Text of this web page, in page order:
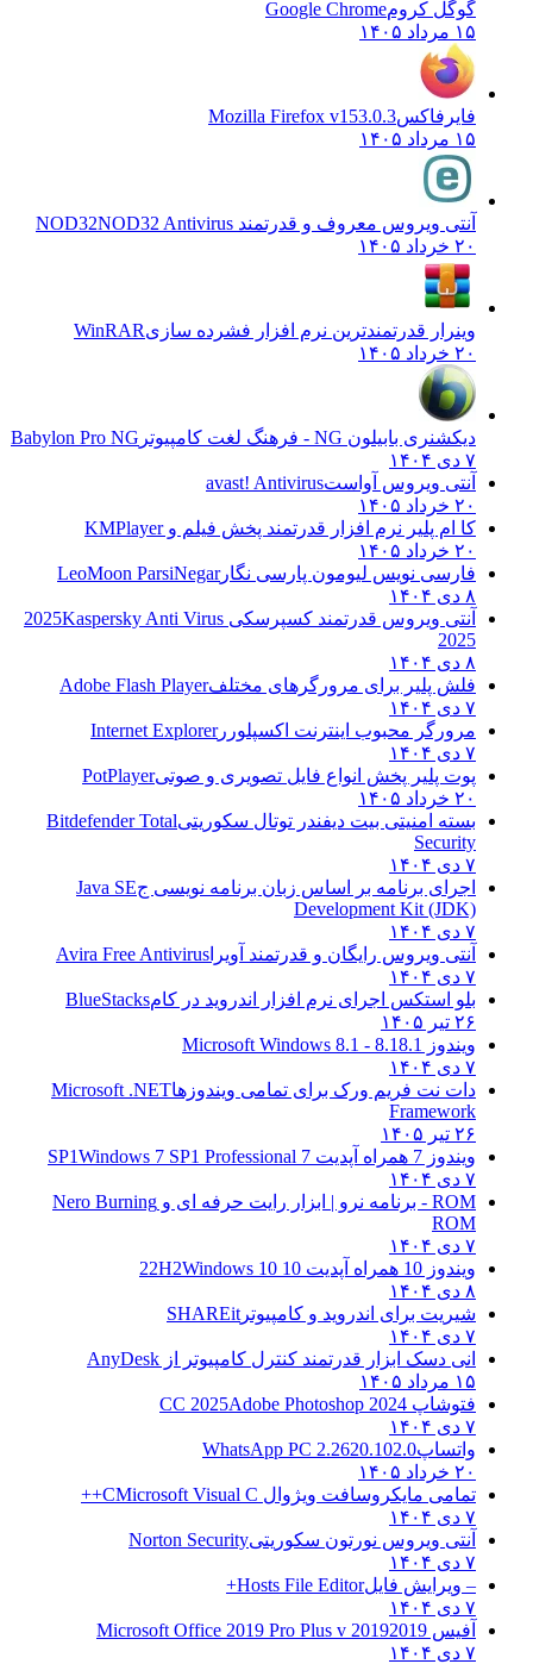
گوگل کرومGoogle Chrome
۱۵ مرداد ۱۴۰۵
فایرفاکسMozilla Firefox v153.0.3
۱۵ مرداد ۱۴۰۵
آنتی ویروس معروف و قدرتمند NOD32 NOD32 Antivirus
۲۰ خرداد ۱۴۰۵
وینرار قدرتمندترین نرم افزار فشرده سازیWinRAR
۲۰ خرداد ۱۴۰۵
دیکشنری بابیلون NG - فرهنگ لغت کامپیوتر
Babylon Pro NG
۷ دی ۱۴۰۴
آنتی ویروس آواستavast! Antivirus
۲۰ خرداد ۱۴۰۵
کا ام پلیر نرم افزار قدرتمند پخش فیلم وKMPlayer
۲۰ خرداد ۱۴۰۵
فارسی نویس لیومون پارسی نگارLeoMoon ParsiNegar
۸ دی ۱۴۰۴
آنتی ویروس قدرتمند کسپرسکی 2025 Kaspersky Anti Virus
2025
۸ دی ۱۴۰۴
فلش پلیر برای مرورگرهای مختلفAdobe Flash Player
۷ دی ۱۴۰۴
مرورگر محبوب اینترنت اکسپلوررInternet Explorer
۷ دی ۱۴۰۴
پوت پلیر پخش انواع فایل تصویری و صوتیPotPlayer
۲۰ خرداد ۱۴۰۵
بسته امنیتی بیت دیفندر توتال سکوریتیBitdefender Total
Security
۷ دی ۱۴۰۴
اجرای برنامه بر اساس زبان برنامه نویسی جJava SE
Development Kit (JDK)
۷ دی ۱۴۰۴
آنتی ویروس رایگان و قدرتمند آویرا Avira Free Antivirus
۷ دی ۱۴۰۴
بلو استکس اجرای نرم افزار اندروید در کامBlueStacks
۲۶ تیر ۱۴۰۵
ویندوز 8.1
8.1 - Microsoft Windows 8.1
۷ دی ۱۴۰۴
دات نت فریم ورک برای تمامی ویندوزهاMicrosoft .NET
Framework
۲۶ تیر ۱۴۰۵
ویندوز 7 همراه آپدیت 7 SP1
Windows 7 SP1 Professional
۷ دی ۱۴۰۴
ROM - برنامه نرو | ابزار رایت حرفه ای و
Nero Burning
ROM
۷ دی ۱۴۰۴
ویندوز 10 همراه آپدیت 10 22H2
Windows 10
۸ دی ۱۴۰۴
شیریت برای اندروید و کامپیوتر SHAREit
۷ دی ۱۴۰۴
انی دسک ابزار قدرتمند کنترل کامپیوتر از AnyDesk
۱۵ مرداد ۱۴۰۵
فتوشاپ CC 2025 Adobe Photoshop 2024
۷ دی ۱۴۰۴
واتساپWhatsApp PC 2.2620.102.0
۲۰ خرداد ۱۴۰۵
تمامی مایکروسافت ویژوال C Microsoft Visual C++
۷ دی ۱۴۰۴
آنتی ویروس نورتون سکوریتیNorton Security
۷ دی ۱۴۰۴
– ویرایش فایلHosts File Editor+
۷ دی ۱۴۰۴
آفیس 2019 2019 Microsoft Office 2019 Pro Plus v
۷ دی ۱۴۰۴